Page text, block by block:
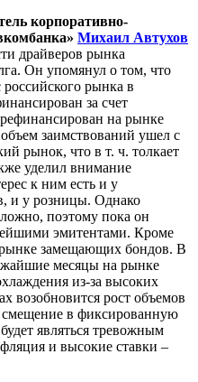
корпоративно-
Михаил Автухов
драйверов рынка
Он упомянул о том, что
рынка в
за счет
на рынке
заимствований ушел с
рынок, что в т. ч. толкает
уделил внимание
к ним есть и у
и у розницы. Однако
поэтому пока он
эмитентами. Кроме
рынке замещающих бондов. В
месяцы на рынке
из-за высоких
возобновится рост объемов
в фиксированную
являться тревожным
и высокие ставки –